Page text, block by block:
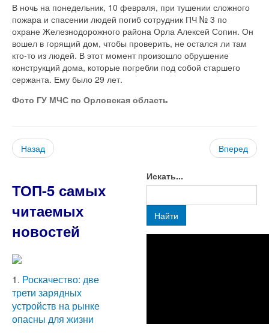
В ночь на понедельник, 10 февраля, при тушении сложного
пожара и спасении людей погиб сотрудник ПЧ № 3 по
охране Железнодорожного района Орла Алексей Сопин. Он
вошел в горящий дом, чтобы проверить, не остался ли там
кто-то из людей. В этот момент произошло обрушение
конструкций дома, которые погребли под собой старшего
сержанта. Ему было 29 лет.
Фото ГУ МЧС по Орловская область
Назад Вперед
ТОП-5 самых
читаемых
новостей
1. Роскачество: две
трети зарядных
устройств на рынке
опасны для жизни
Искать...
Найти